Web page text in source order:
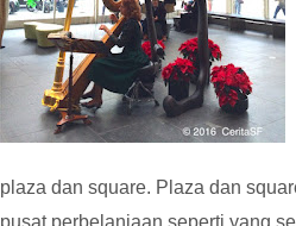
plaza dan square. Plaza dan
pusat perbelanjaan seperti yang